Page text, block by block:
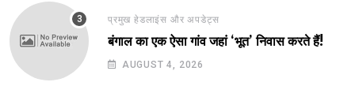
प्रमुख हेडलाइंस और अपडेट्स
बंगाल का एक ऐसा गांव जहां ‘भूत’ निवास करते हैं!
AUGUST 4, 2026